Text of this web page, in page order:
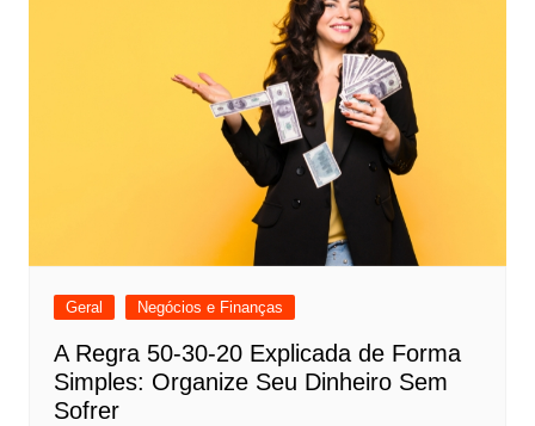
Geral Negócios e Finanças
A Regra 50-30-20 Explicada de Forma
Simples: Organize Seu Dinheiro Sem
Sofrer